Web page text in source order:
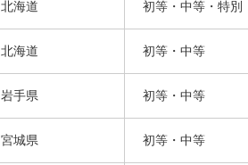
北海道 初等・中等・特別
北海道 初等・中等
岩手県 初等・中等
宮城県 初等・中等